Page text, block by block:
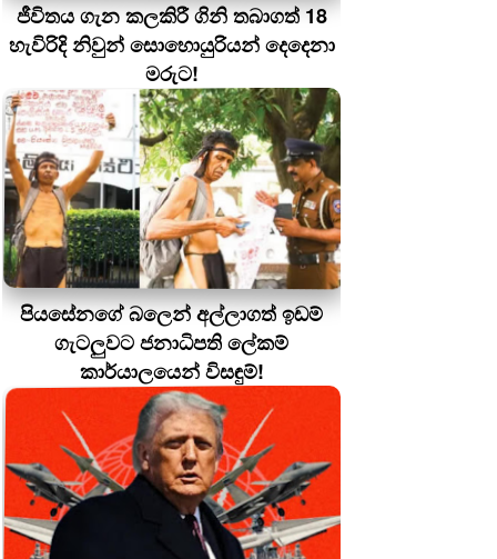
ජීවිතය ගැන කලකිරී ගිනි තබාගත් 18
හැවිරිදි නිවුන් සොහොයුරියන් දෙදෙනා
මරුට!
පියසේනගේ බලෙන් අල්ලාගත් ඉඩම්
ගැටලුවට ජනාධිපති ලේකම්
කාර්යාලයෙන් විසඳුම්!